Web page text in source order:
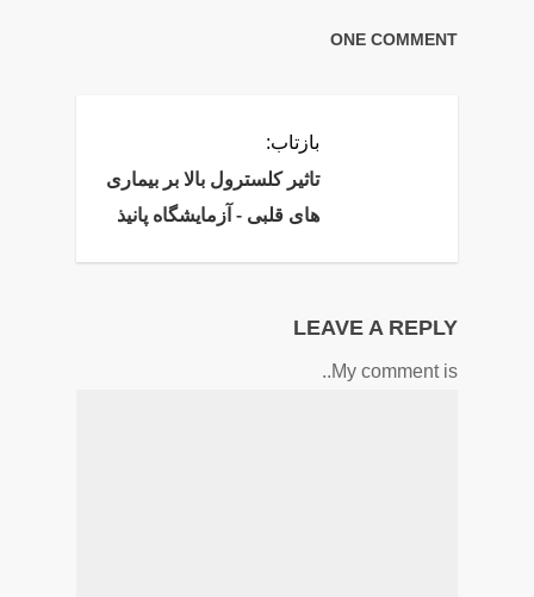
ONE COMMENT
بازتاب:
تاثیر کلسترول بالا بر بیماری
های قلبی - آزمایشگاه پانیذ
LEAVE A REPLY
My comment is..